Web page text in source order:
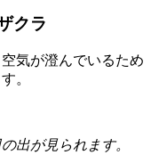
クラ
気が澄んでいるため
。
出が見られます。